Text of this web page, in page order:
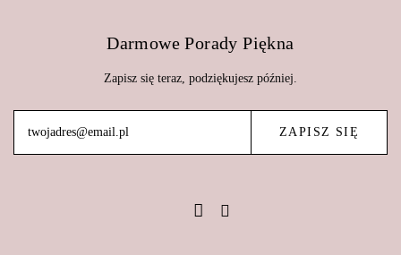
Darmowe Porady Piękna
Zapisz się teraz, podziękujesz później.